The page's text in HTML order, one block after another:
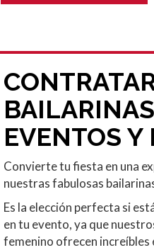
EVENTOS Y
Convierte tu fiesta en una
nuestras fabulosas
Es la elección perfecta si
en tu evento, ya que
femenino ofrecen increíbles